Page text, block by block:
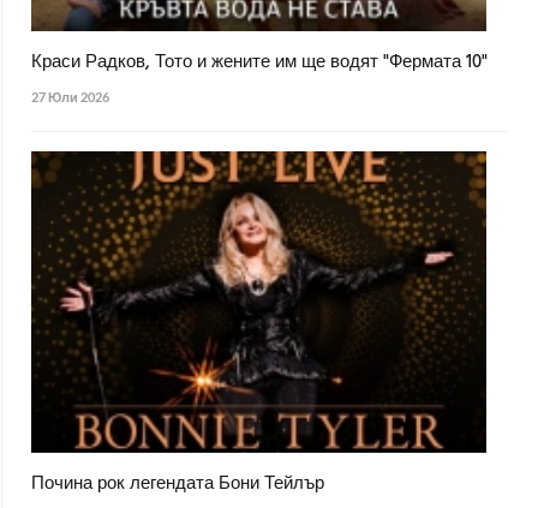
Краси Радков, Тото и жените им ще водят "Фермата 10"
27 Юли 2026
Почина рок легендата Бони Тейлър